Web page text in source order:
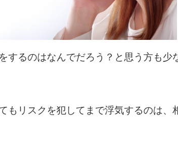
るのはなんでだろう？と思う方も少
もリスクを犯してまで浮気するのは、